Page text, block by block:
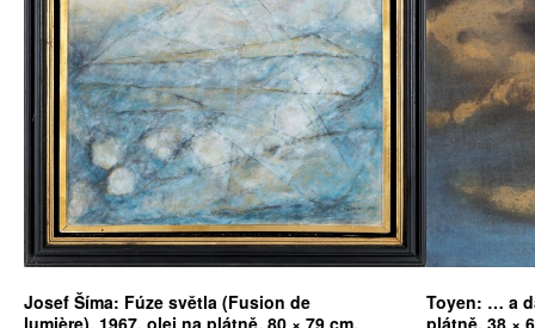
Josef Šíma: Fúze světla (Fusion de
Toyen: … a